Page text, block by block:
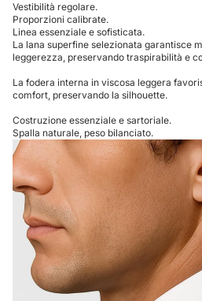
Vestibilità regolare.
Proporzioni calibrate.
Linea essenziale e sofisticata.
La lana superfine selezionata garantisce
leggerezza, preservando traspirabilità e
La fodera interna in viscosa leggera
comfort, preservando la silhouette.
Costruzione essenziale e sartoriale.
Spalla naturale, peso bilanciato.